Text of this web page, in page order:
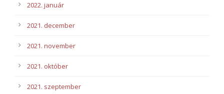
2022. január
2021. december
2021. november
2021. október
2021. szeptember